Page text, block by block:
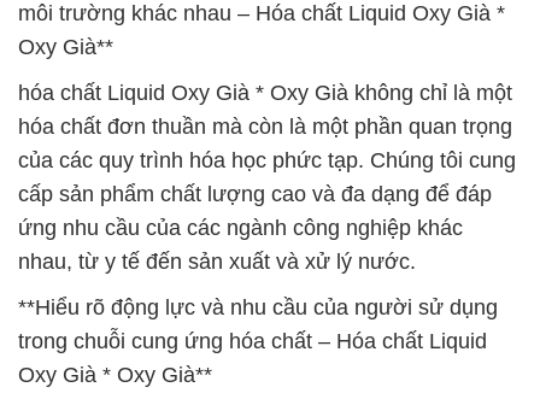
môi trường khác nhau – Hóa chất Liquid Oxy Già *
Oxy Già**
hóa chất Liquid Oxy Già * Oxy Già không chỉ là một
hóa chất đơn thuần mà còn là một phần quan trọng
của các quy trình hóa học phức tạp. Chúng tôi cung
cấp sản phẩm chất lượng cao và đa dạng để đáp
ứng nhu cầu của các ngành công nghiệp khác
nhau, từ y tế đến sản xuất và xử lý nước.
**Hiểu rõ động lực và nhu cầu của người sử dụng
trong chuỗi cung ứng hóa chất – Hóa chất Liquid
Oxy Già * Oxy Già**